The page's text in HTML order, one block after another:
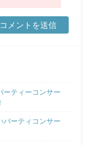
ーティーコンサー
パーティコンサー